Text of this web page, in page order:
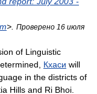
>
Проверено 16 июля
of Linguistic
Кхаси will
in the districts of
Hills and Ri Bhoi.